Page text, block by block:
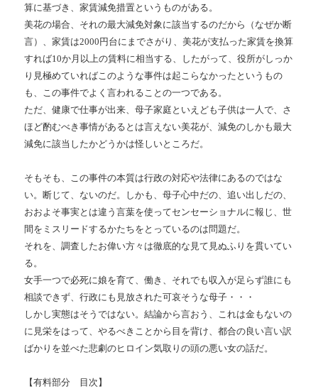
算に基づき、家賃減免措置というものがある。
美花の場合、それの最大減免対象に該当するのだから（なぜか断
言）、家賃は2000円台にまでさがり、美花が支払った家賃を換算
すれば10か月以上の賃料に相当する、したがって、役所がしっか
り見極めていればこのような事件は起こらなかったというもの
も、この事件でよく言われることの一つである。
ただ、健康で仕事が出来、母子家庭といえども子供は一人で、さ
ほど酌むべき事情があるとは言えない美花が、減免のしかも最大
減免に該当したかどうかは怪しいところだ。
そもそも、この事件の本質は行政の対応や法律にあるのではな
い。断じて、ないのだ。しかも、母子心中だの、追い出しだの、
おおよそ事実とは違う言葉を使ってセンセーショナルに報じ、世
間をミスリードするかたちをとっているのは問題だ。
それを、調査したお偉い方々は徹底的な見て見ぬふりを貫いてい
る。
女手一つで必死に娘を育て、働き、それでも収入が足らず誰にも
相談できず、行政にも見放された可哀そうな母子・・・
しかし実態はそうではない。結論から言おう、これは金もないの
に見栄をはって、やるべきことから目を背け、都合の良い言い訳
ばかりを並べた悲劇のヒロイン気取りの頭の悪い女の話だ。
【有料部分 目次】